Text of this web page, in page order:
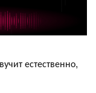
естественно,